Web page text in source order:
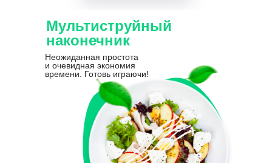
Мультиструйный
наконечник
Неожиданная простота
и очевидная экономия
времени. Готовь играючи!